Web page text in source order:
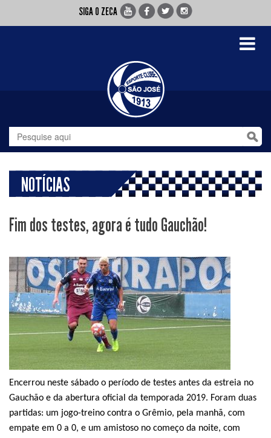
SIGA O ZECA
Toggle
NOTÍCIAS
Fim dos testes, agora é tudo Gauchão!
Encerrou neste sábado o período de testes antes da estreia no
Gauchão e da abertura oficial da temporada 2019. Foram duas
partidas: um jogo-treino contra o Grêmio, pela manhã, com
empate em 0 a 0, e um amistoso no começo da noite, com